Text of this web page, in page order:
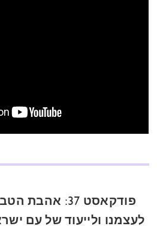
פודקאסט 37:
לעצמנו ולייעוד של עם